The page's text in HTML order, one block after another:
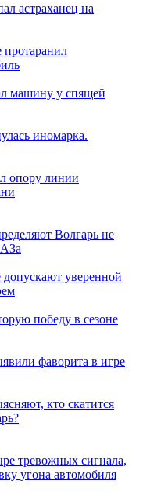
астраханец на
протаранил
машину у спящей
иномарка.
опору линии
Волгарь не
уверенной
победу в сезоне
фаворита в игре
кто скатится
тревожных сигнала,
угона автомобиля